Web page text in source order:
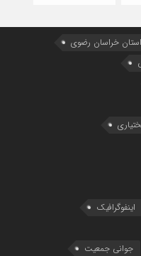
خراسان رضوي
اینفوگرافیک
جوانی جمعیت